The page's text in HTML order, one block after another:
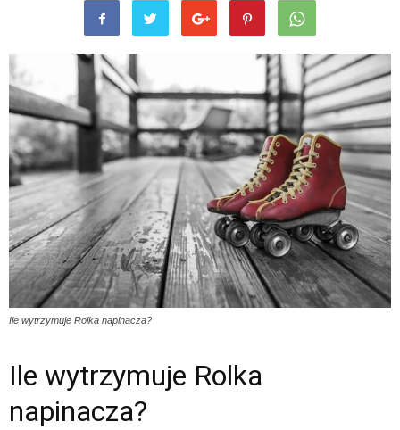
Ile wytrzymuje Rolka napinacza?
Ile wytrzymuje Rolka
napinacza?